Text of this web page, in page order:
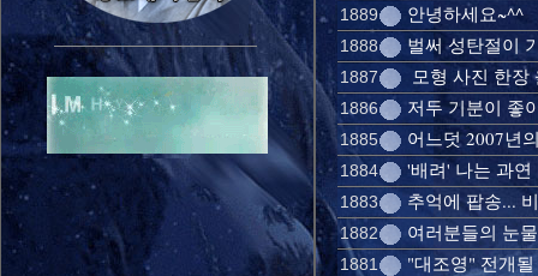
1889 안녕하세요~^^
1888 벌써 성탄절이
1887 모형 사진 한장
1886 저두 기분이 좋
1885 어느덧 2007년
1884 '배려' 나는 과
1883 추억에 팝송...
1882 여러분들의 눈
1881 "대조영" 전개